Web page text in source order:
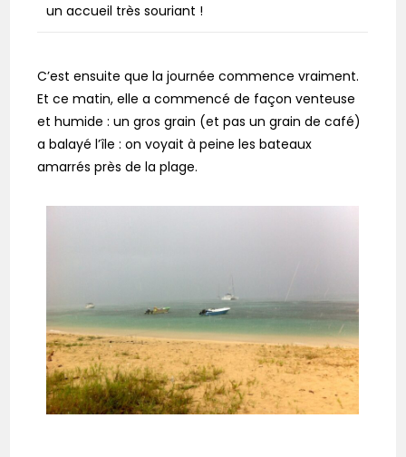
un accueil très souriant !
C’est ensuite que la journée commence vraiment.
Et ce matin, elle a commencé de façon venteuse
et humide : un gros grain (et pas un grain de café)
a balayé l’île : on voyait à peine les bateaux
amarrés près de la plage.